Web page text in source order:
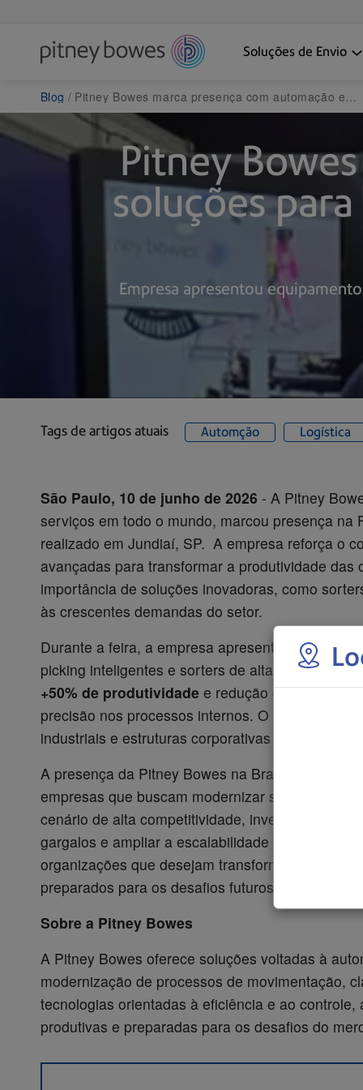
Soluções de Envio
Blog Pitney Bowes marca presença com automação e soluções para intralogística na Brasil Log, feira de logística em Jundiaí
Pitney
soluções
Empresa apresentou
Tags de artigos atuais Automção Logística
São Paulo, 10 de junho de 2026 - A Pitney
serviços em todo o mundo, marcou presença na
realizado em Jundiaí, SP. A empresa reforça o
avançadas para transformar a produtividade
importância de soluções inovadoras, como
às crescentes demandas do setor.
Durante a feira, a empresa apresentou
picking inteligentes e sorters de alta
+50% de produtividade e redução de60% no
precisão nos processos internos. O impacto
industriais e estruturas corporativas que lidam
A presença da Pitney Bowes na Brasil Log 2026
empresas que buscam modernizar suas
cenário de alta competitividade, investir em
gargalos e ampliar a escalabilidade das
organizações que desejam transformar seus
preparados para os desafios futuros.
Sobre a Pitney Bowes
A Pitney Bowes oferece soluções voltadas à
modernização de processos de movimentação,
tecnologias orientadas à eficiência e ao
produtivas e preparadas para os desafios do